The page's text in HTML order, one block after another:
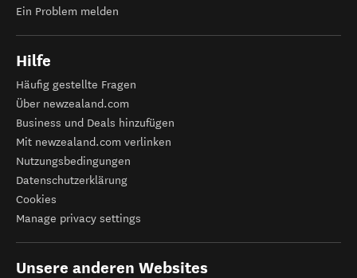
Ein Problem melden
Hilfe
Häufig gestellte Fragen
Über newzealand.com
Business und Deals hinzufügen
Mit newzealand.com verlinken
Nutzungsbedingungen
Datenschutzerklärung
Cookies
Manage privacy settings
Unsere anderen Websites